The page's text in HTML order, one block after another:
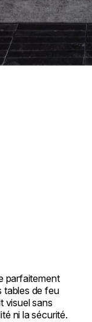
parfaitement
tables de feu
visuel sans
ni la sécurité.